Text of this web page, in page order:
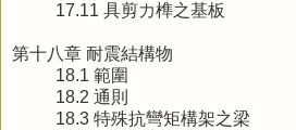
17.11 具剪力榫之基板
第十八章 耐震結構物
18.1 範圍
18.2 通則
18.3 特殊抗彎矩構架之梁